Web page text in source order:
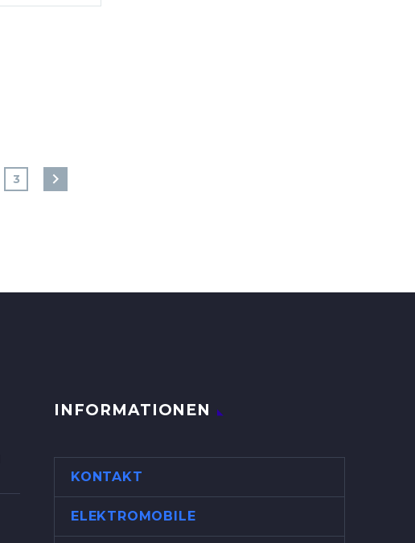
3
INFORMATIONEN
KONTAKT
ELEKTROMOBILE